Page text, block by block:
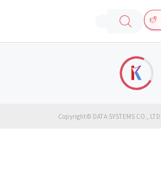
Copyright© DATA SYSTEMS CO.,